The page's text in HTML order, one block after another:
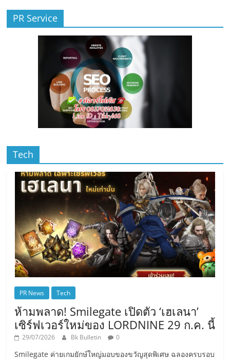
PR Service
Tech
PR News Tech
ห้ามพลาด! Smilegate เปิดตัว ‘เฮเลนา’
เซิร์ฟเวอร์ใหม่ของ LORDNINE 29 ก.ค. นี้
29/07/2026 Bk Bulletin 0
Smilegate ค่ายเกมยักษ์ใหญ่มอบของขวัญสุดพิเศษ ฉลองครบรอบ